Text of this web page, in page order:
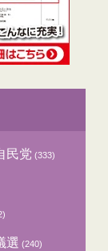
民党 (333)
選 (240)